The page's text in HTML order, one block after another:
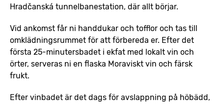
Hradčanská tunnelbanestation, där allt börjar.
Vid ankomst får ni handdukar och tofflor och tas till
omklädningsrummet för att förbereda er. Efter det
första 25-minutersbadet i ekfat med lokalt vin och
örter, serveras ni en flaska Moraviskt vin och färsk
frukt.
Efter vinbadet är det dags för avslappning på höbädd,